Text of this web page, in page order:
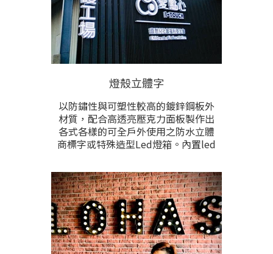
燈殼立體字
以防鏽性與可塑性較高的鍍鋅鋼板外
材質，配合高透亮壓克力面板製作出
各式各樣的可全戶外使用之防水立體
商標字或特殊造型Led燈箱。內置led
度，本項目為各項戶外立體字招牌
中，亮度較高的選擇。 全客製化訂
做，文字內容、圖形、尺寸、顏色、
樣式、燈光色，與安裝方式完全根據
需求訂製。請提供現場安裝位置的照
片、門面約莫寬度尺寸、預計製作樣
式的照片聊聊洽詢。